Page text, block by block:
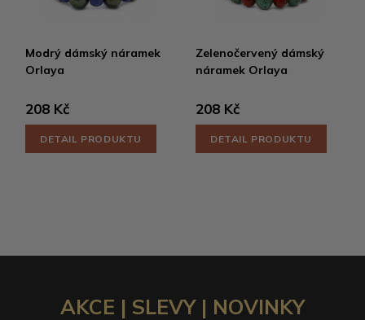
Modrý dámský náramek
Orlaya
208 Kč
DETAIL PRODUKTU
Zelenočervený dámský
náramek Orlaya
208 Kč
DETAIL PRODUKTU
AKCE | SLEVY | NOVINKY